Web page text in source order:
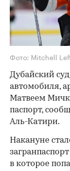
Фото: Mitchell
Дубайский
автомобиля,
Матвеем
паспорт,
Аль-Катири.
Накануне
в которое